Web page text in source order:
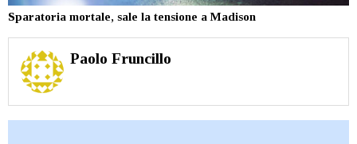
Sparatoria mortale, sale la tensione a Madison
Paolo Fruncillo